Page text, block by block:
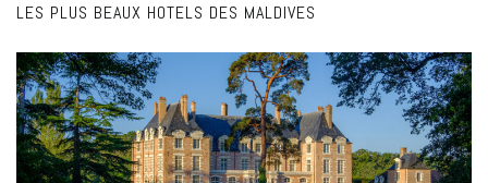
LES PLUS BEAUX HOTELS DES MALDIVES